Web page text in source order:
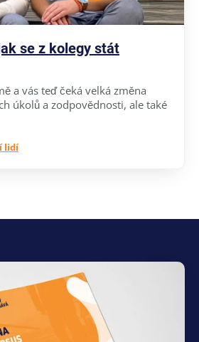
se z kolegy stát
a vás teď čeká velká změna
úkolů a zodpovědnosti, ale také
lidí